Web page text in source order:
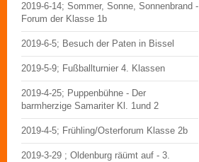
2019-6-14; Sommer, Sonne, Sonnenbrand -
Forum der Klasse 1b
2019-6-5; Besuch der Paten in Bissel
2019-5-9; Fußballturnier 4. Klassen
2019-4-25; Puppenbühne - Der
barmherzige Samariter Kl. 1und 2
2019-4-5; Frühling/Osterforum Klasse 2b
2019-3-29 ; Oldenburg räümt auf - 3.